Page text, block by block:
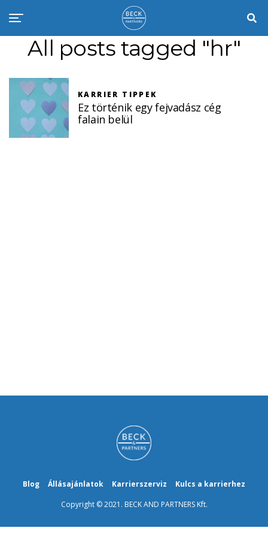
All posts tagged "hr"
KARRIER TIPPEK
Ez történik egy fejvadász cég
falain belül
Blog Állásajánlatok Karrierszerviz
Kulcs a karrierhez
Copyright © 2021. BECK AND PARTNERS Kft.